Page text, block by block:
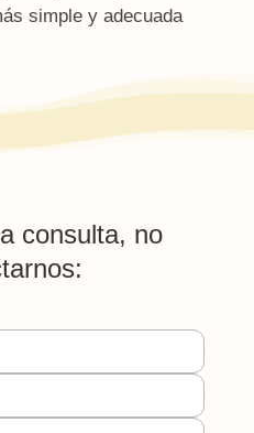
simple y adecuada
consulta, no